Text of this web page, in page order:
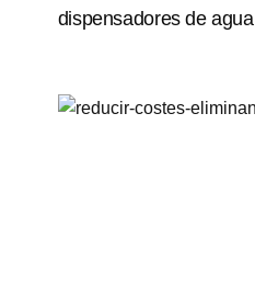
dispensadores de agua